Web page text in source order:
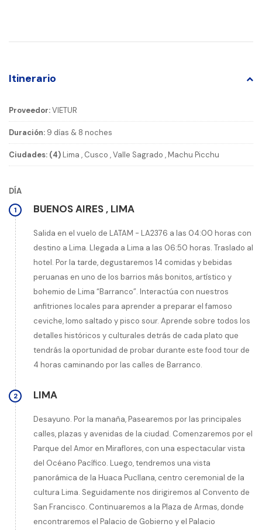
Itinerario
Proveedor:VIETUR
Duración: 9 días & 8 noches
Ciudades: (4)Lima , Cusco ,Valle Sagrado ,Machu Picchu
DÍA
1 BUENOS AIRES , LIMA
Salida en el vuelo de LATAM - LA2376 a las 04:00 horas con
destino a Lima. Llegada a Lima a las 06:50 horas. Traslado al
hotel. Por la tarde, degustaremos 14 comidas y bebidas
peruanas en uno de los barrios más bonitos, artístico y
bohemio de Lima “Barranco”. Interactúa con nuestros
anfitriones locales para aprender a preparar el famoso
ceviche, lomo saltado y pisco sour. Aprende sobre todos los
detalles históricos y culturales detrás de cada plato que
tendrás la oportunidad de probar durante este food tour de
4 horas caminando por las calles de Barranco.
2 LIMA
Desayuno. Por la manaña, Pasearemos por las principales
calles, plazas y avenidas de la ciudad. Comenzaremos por el
Parque del Amor en Miraflores, con una espectacular vista
del Océano Pacífico. Luego, tendremos una vista
panorámica de la Huaca Pucllana, centro ceremonial de la
cultura Lima. Seguidamente nos dirigiremos al Convento de
San Francisco. Continuaremos a la Plaza de Armas, donde
encontraremos el Palacio de Gobierno y el Palacio